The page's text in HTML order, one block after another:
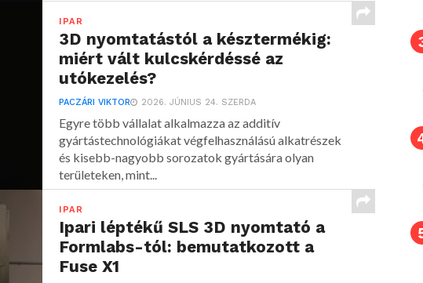
IPAR
3D nyomtatástól a késztermékig:
miért vált kulcskérdéssé az
utókezelés?
PACZÁRI VIKTOR 2026. JÚNIUS 24. SZERDA
Egyre több vállalat alkalmazza az additív
gyártástechnológiákat végfelhasználású alkatrészek
és kisebb-nagyobb sorozatok gyártására olyan
területeken, mint...
IPAR
Ipari léptékű SLS 3D nyomtató a
Formlabs-tól: bemutatkozott a
Fuse X1